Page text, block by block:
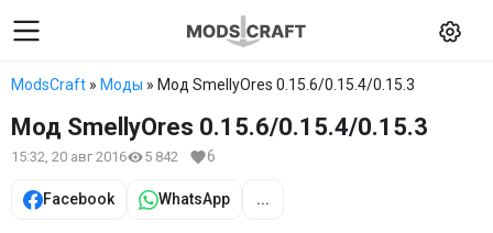
ModsCraft » Моды » Мод SmellyOres 0.15.6/0.15.4/0.15.3
Мод SmellyOres 0.15.6/0.15.4/0.15.3
15:32, 20 авг 2016 5 842 6
Facebook WhatsApp ...